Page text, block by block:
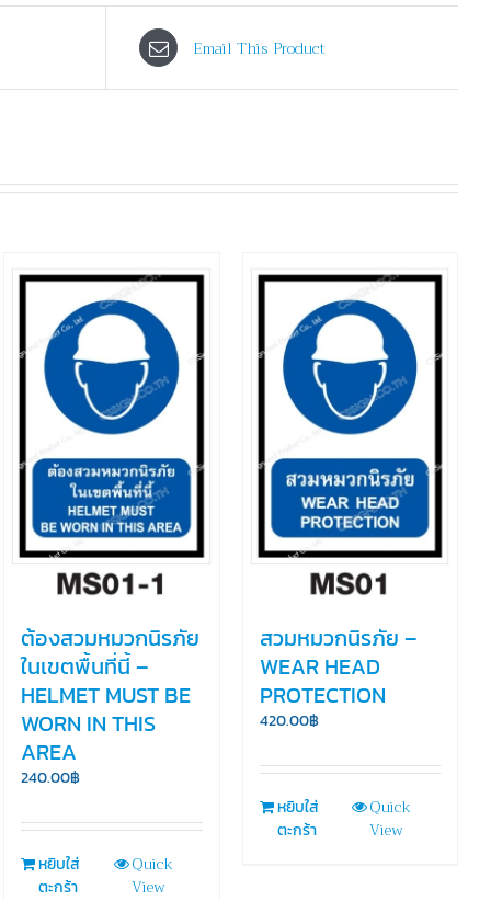
Email This Product
ต้องสวมหมวกนิรภัย
ในเขตพื้นที่นี้ –
HELMET MUST BE
WORN IN THIS
AREA
240.00฿
หยิบใส่
ตะกร้า
Quick
View
สวมหมวกนิรภัย –
WEAR HEAD
PROTECTION
420.00฿
หยิบใส่
ตะกร้า
Quick
View